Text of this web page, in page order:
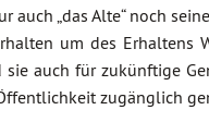
auch „das Alte“ noch
um des Erhaltens
sie auch für zukünftige
zugänglich